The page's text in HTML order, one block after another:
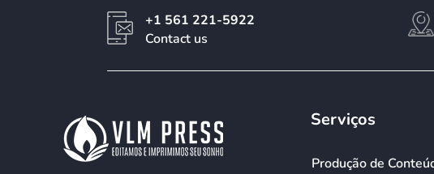
+1 561 221-5922
Contact us
Serviços
Produção de